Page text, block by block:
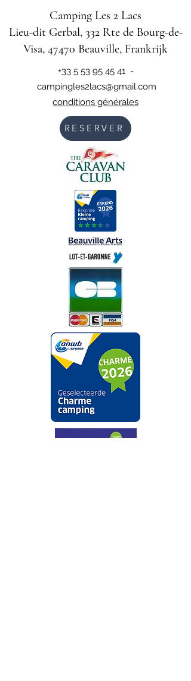
Camping Les 2 Lacs
Lieu-dit Gerbal, 332 Rte de Bourg-de-
Visa, 47470 Beauville, Frankrijk
+33 5 53 95 45 41-
campingles2lacs@gmail.com
conditions générales
RESERVER